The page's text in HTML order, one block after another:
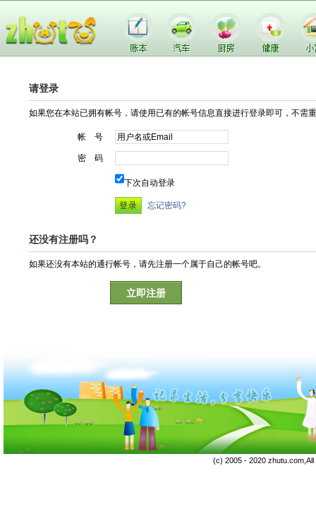
请登录
如果您在本站已拥有帐号，请使用已有的帐号信息直接进行登录即可，不需
帐 号
密 码
下次自动登录
忘记密码?
还没有注册吗？
如果还没有本站的通行帐号，请先注册一个属于自己的帐号吧。
立即注册
(c) 2005 - 2020